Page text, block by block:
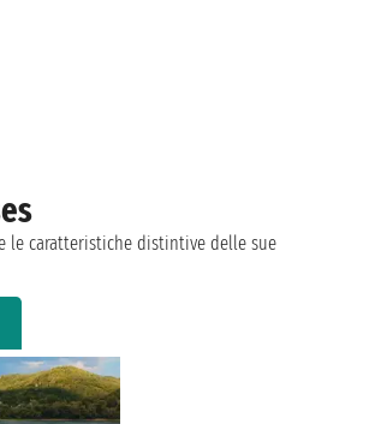
le caratteristiche distintive delle sue